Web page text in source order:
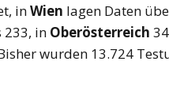
inWien lagen Daten
233, in Oberösterreich
wurden 13.724